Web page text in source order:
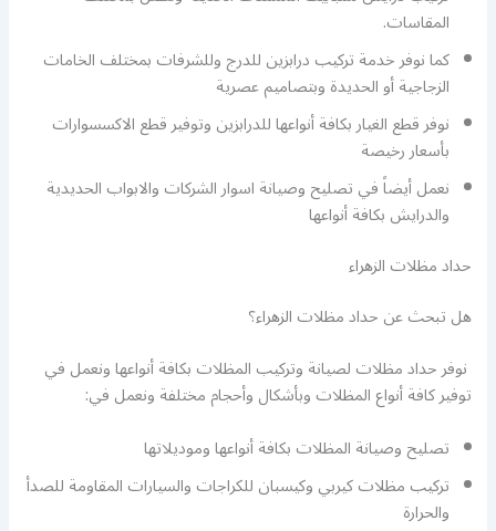
المقاسات.
كما نوفر خدمة تركيب درابزين للدرج وللشرفات بمختلف الخامات
الزجاجية أو الحديدة وبتصاميم عصرية
نوفر قطع الغيار بكافة أنواعها للدرابزين وتوفير قطع الاكسسوارات
بأسعار رخيصة
نعمل أيضاً في تصليح وصيانة اسوار الشركات والابواب الحديدية
والدرايش بكافة أنواعها
حداد مظلات الزهراء
هل تبحث عن حداد مظلات الزهراء؟
نوفر حداد مظلات لصيانة وتركيب المظلات بكافة أنواعها ونعمل في
توفير كافة أنواع المظلات وبأشكال وأحجام مختلفة ونعمل في:
تصليح وصيانة المظلات بكافة أنواعها وموديلاتها
تركيب مظلات كيربي وكيسبان للكراجات والسيارات المقاومة للصدأ
والحرارة